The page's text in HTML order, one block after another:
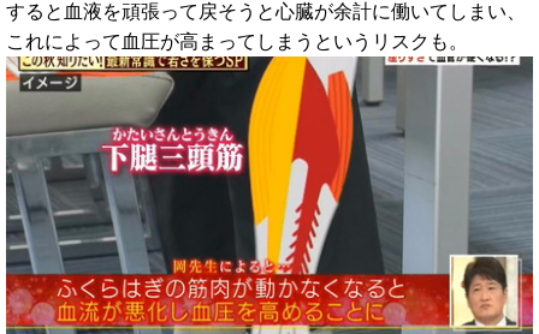
すると血液を頑張って戻そうと心臓が余計に働いてしまい、
これによって血圧が高まってしまうというリスクも。